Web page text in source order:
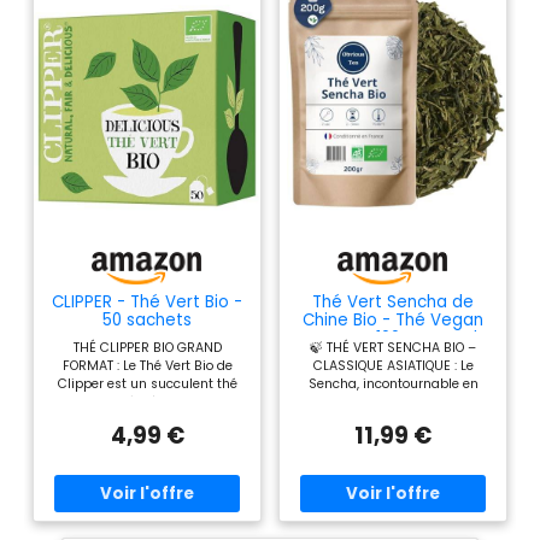
CLIPPER - Thé Vert Bio -
50 sachets
THÉ CLIPPER BIO GRAND
FORMAT : Le Thé Vert Bio de
Clipper est un succulent thé
en sachet à déguster sans
qu'éthique, il est conditionné
blanchis RECETTE NATURELLE
ET BIO : Ce thé Clipper est
fabriqué sans OGM ni
ingrédients artificiels à partir
4,99 €
Thé Vert Sencha de
Chine Bio - Thé Vegan
en Vrac, 100% Naturel,
Sans OGM - Agriculture
Biologique -
Conditionné en France
Tasses)
🍃 THÉ VERT SENCHA BIO –
CLASSIQUE ASIATIQUE : Le
Sencha, incontournable en
d’un roulage et séchage des
l’oxydation et préserve ses
qualités naturelles. 🌸 GOÛT
FRAIS & ÉQUILIBRÉ : Son
infusion révèle une liqueur
11,99 €